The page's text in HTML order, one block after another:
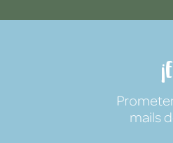
mails